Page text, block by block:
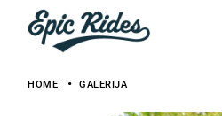
HOME GALERIJA